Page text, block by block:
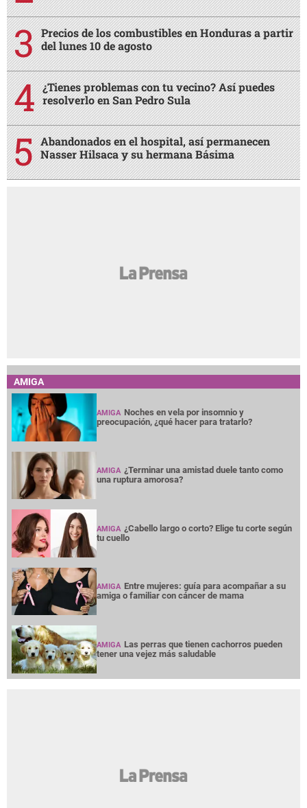
Precios de los combustibles en Honduras a partir
del lunes 10 de agosto
¿Tienes problemas con tu vecino? Así puedes
resolverlo en San Pedro Sula
Abandonados en el hospital, así permanecen
Nasser Hilsaca y su hermana Básima
AMIGA
AMIGA Noches en vela por insomnio y
preocupación, ¿qué hacer para tratarlo?
AMIGA ¿Terminar una amistad duele tanto como
una ruptura amorosa?
AMIGA ¿Cabello largo o corto? Elige tu corte según
tu cuello
AMIGA Entre mujeres: guía para acompañar a su
amiga o familiar con cáncer de mama
AMIGA Las perras que tienen cachorros pueden
tener una vejez más saludable